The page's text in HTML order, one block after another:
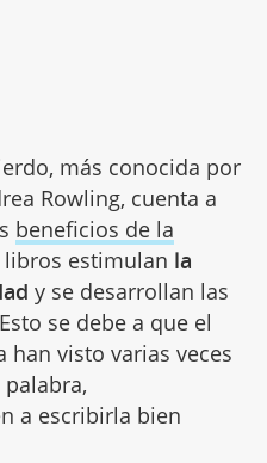
más conocida por
Rowling, cuenta a
beneficios de la
libros estimulan la
y se desarrollan las
Esto se debe a que el
han visto varias veces
a escribirla bien